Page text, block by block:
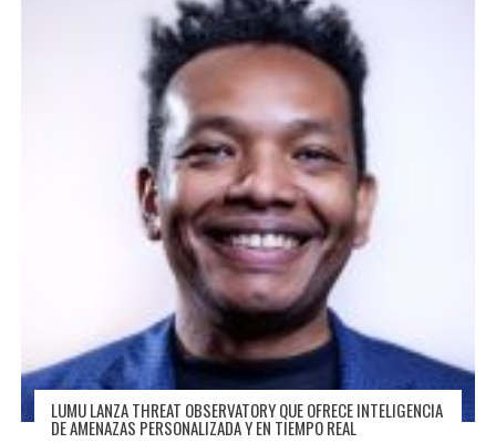
LUMU LANZA THREAT OBSERVATORY QUE OFRECE INTELIGENCIA
DE AMENAZAS PERSONALIZADA Y EN TIEMPO REAL